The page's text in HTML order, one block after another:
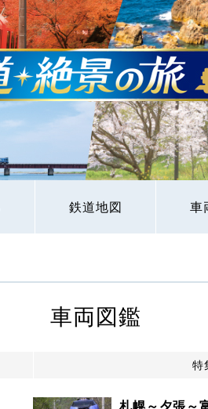
鉄道地図 車
車両図鑑
特
札幌～夕張～